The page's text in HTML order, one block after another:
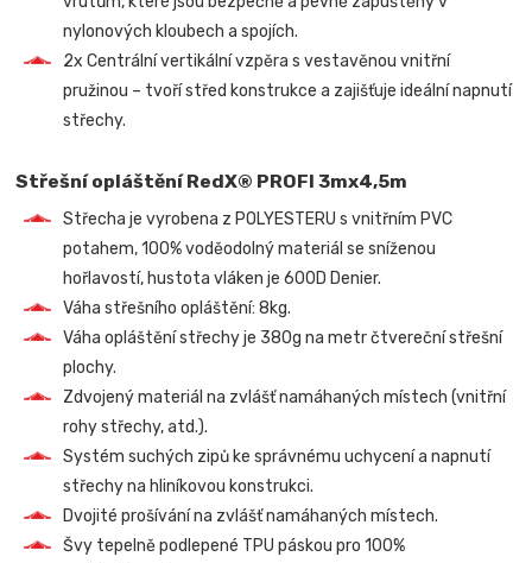
nylonových kloubech a spojích.
2x Centrální vertikální vzpěra s vestavěnou vnitřní
pružinou – tvoří střed konstrukce a zajišťuje ideální napnutí
střechy.
Střešní opláštění RedX® PROFI 3mx4,5m
Střecha je vyrobena z POLYESTERU s vnitřním PVC
potahem, 100% voděodolný materiál se sníženou
hořlavostí, hustota vláken je 600D Denier.
Váha střešního opláštění: 8kg.
Váha opláštění střechy je 380g na metr čtvereční střešní
plochy.
Zdvojený materiál na zvlášť namáhaných místech (vnitřní
rohy střechy, atd.).
Systém suchých zipů ke správnému uchycení a napnutí
střechy na hliníkovou konstrukci.
Dvojité prošívání na zvlášť namáhaných místech.
Švy tepelně podlepené TPU páskou pro 100%